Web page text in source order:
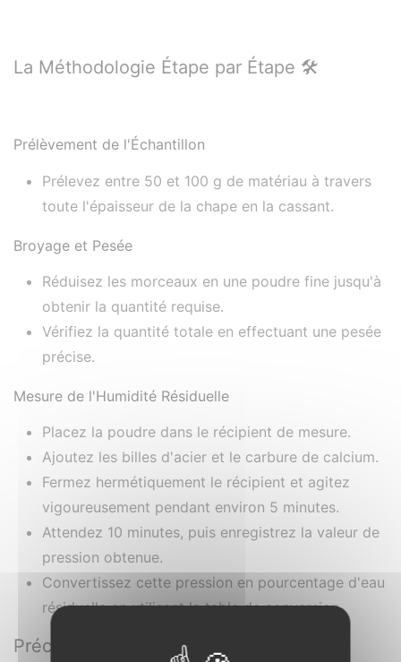
La Méthodologie Étape par Étape 🛠️
Prélèvement de l'Échantillon
Prélevez entre 50 et 100 g de matériau à travers
toute l'épaisseur de la chape en la cassant.
Broyage et Pesée
Réduisez les morceaux en une poudre fine jusqu'à
obtenir la quantité requise.
Vérifiez la quantité totale en effectuant une pesée
précise.
Mesure de l'Humidité Résiduelle
Placez la poudre dans le récipient de mesure.
Ajoutez les billes d'acier et le carbure de calcium.
Fermez hermétiquement le récipient et agitez
vigoureusement pendant environ 5 minutes.
Attendez 10 minutes, puis enregistrez la valeur de
pression obtenue.
Convertissez cette pression en pourcentage d'eau
résiduelle en utilisant la table de conversion.
Précautions d'Emploi à Respecter ⚠️